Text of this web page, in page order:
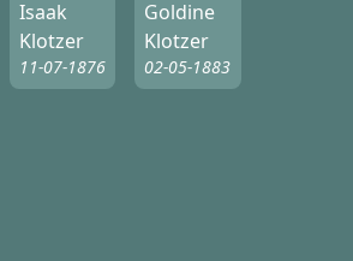
Isaak
Klotzer
11-07-1876
Goldine
Klotzer
02-05-1883